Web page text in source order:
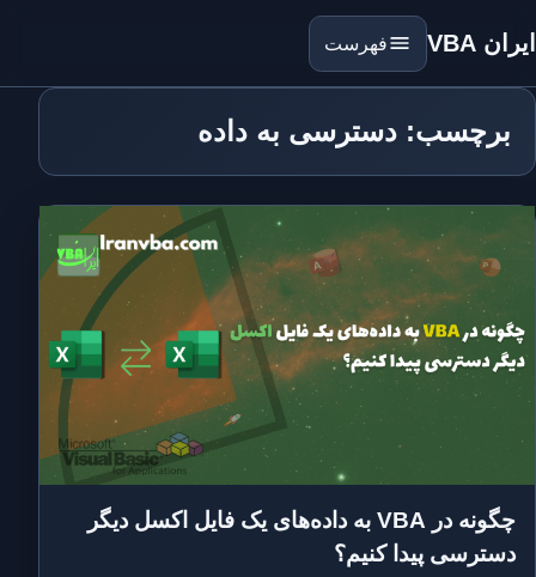
ایران VBA فهرست
برچسب: دسترسی به داده
چگونه در VBA به داده‌های یک فایل اکسل دیگر
دسترسی پیدا کنیم؟